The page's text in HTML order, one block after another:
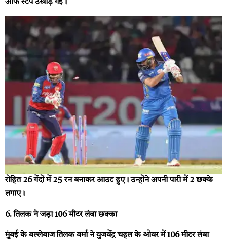
ऑफ स्टंप उखाड़ गई।
रोहित 26 गेंदों में 25 रन बनाकर आउट हुए। उन्होंने अपनी पारी में 2 छक्के
लगाए।
6. तिलक ने जड़ा 106 मीटर लंबा छक्का
मुंबई के बल्लेबाज तिलक वर्मा ने युजवेंद्र चहल के ओवर में 106 मीटर लंबा